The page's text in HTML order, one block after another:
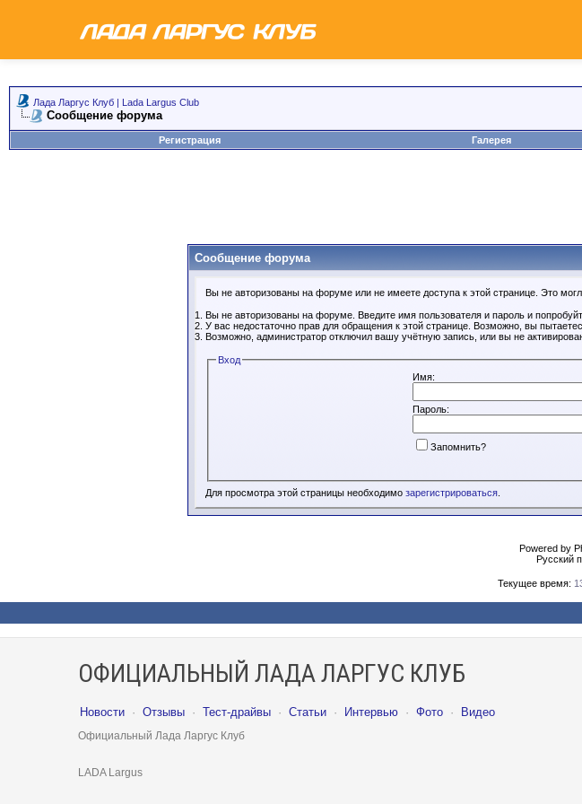
Лада Ларгус Клуб | Lada Largus Club
Сообщение форума
Регистрация
Галерея
Сообщение форума
Вы не авторизованы на форуме или не имеете доступа к этой странице. Это
Вы не авторизованы на форуме. Введите имя пользователя и пароль и
У вас недостаточно прав для обращения к этой странице. Возможно, вы
Возможно, администратор отключил вашу учётную запись, или вы не
Вход
Имя:
Пароль:
Запомнить?
Для просмотра этой страницы необходимо зарегистрироваться
Powered by
Русский
Текущее время:
ОФИЦИАЛЬНЫЙ ЛАДА ЛАРГУС КЛУБ
Новости · Отзывы · Тест-драйвы · Статьи · Интервью · Фото · Видео
Официальный Лада Ларгус Клуб
LADA Largus